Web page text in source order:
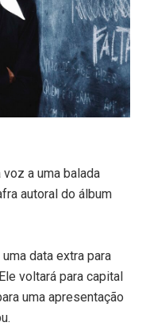
voz a uma balada
autoral do álbum
data extra para
voltará para capital
uma apresentação